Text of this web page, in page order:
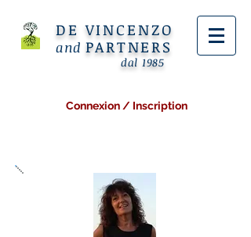
DE VINCENZO
and PARTNERS
dal 1985
Connexion / Inscription